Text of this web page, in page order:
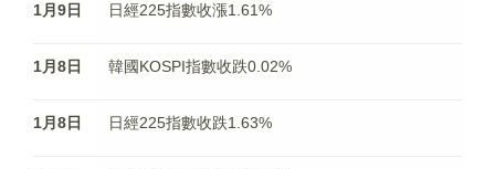
1月9日 日經225指數收漲1.61%
1月8日 韓國KOSPI指數收跌0.02%
1月8日 日經225指數收跌1.63%